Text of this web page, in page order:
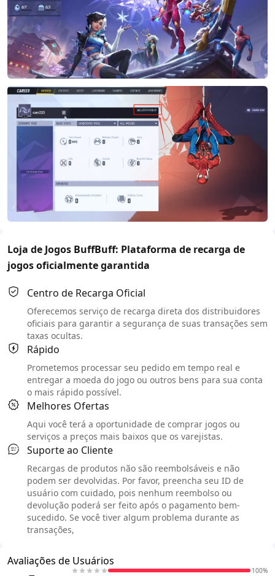
Loja de Jogos BuffBuff: Plataforma de recarga de
jogos oficialmente garantida
Centro de Recarga Oficial
Oferecemos serviço de recarga direta dos distribuidores
oficiais para garantir a segurança de suas transações sem
taxas ocultas.
Rápido
Prometemos processar seu pedido em tempo real e
entregar a moeda do jogo ou outros bens para sua conta
o mais rápido possível.
Melhores Ofertas
Aqui você terá a oportunidade de comprar jogos ou
serviços a preços mais baixos que os varejistas.
Suporte ao Cliente
Recargas de produtos não são reembolsáveis e não
podem ser devolvidas. Por favor, preencha seu ID de
usuário com cuidado, pois nenhum reembolso ou
devolução poderá ser feito após o pagamento bem-
sucedido. Se você tiver algum problema durante as
transações,
Avaliações de Usuários
100%